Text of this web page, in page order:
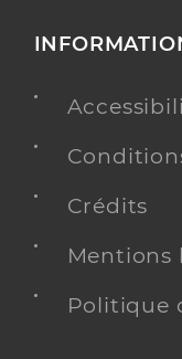
Crédits
Mentions
Politique